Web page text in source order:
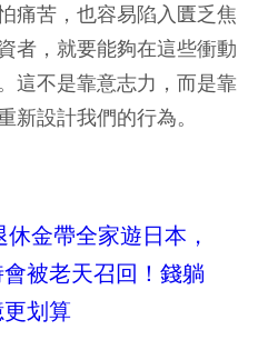
痛苦，也容易陷入匱乏焦
者，就要能夠在這些衝動
這不是靠意志力，而是靠
新設計我們的行為。
金帶全家遊日本，
被老天召回！錢躺
划算